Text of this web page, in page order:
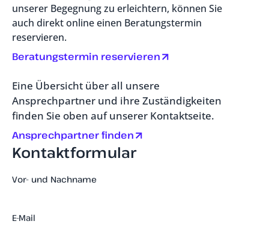
unserer Begegnung zu erleichtern, können Sie
auch direkt online einen Beratungstermin
reservieren.
Beratungstermin reservieren
Eine Übersicht über all unsere
Ansprechpartner und ihre Zuständigkeiten
finden Sie oben auf unserer Kontaktseite.
Ansprechpartner finden
Kontaktformular
Vor- und Nachname
E-Mail